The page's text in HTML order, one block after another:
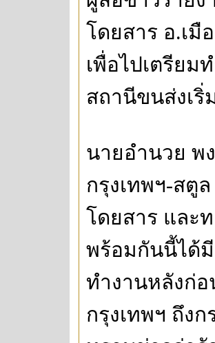
โดยสาร อ.เมื
เพื่อไปเตรียม
สถานีขนส่งเริ่
นายอำนวย พ
กรุงเทพฯ-สตู
โดยสาร และ
พร้อมกันนี้ได้มี
ทำงานหลังก่
กรุงเทพฯ ถึง